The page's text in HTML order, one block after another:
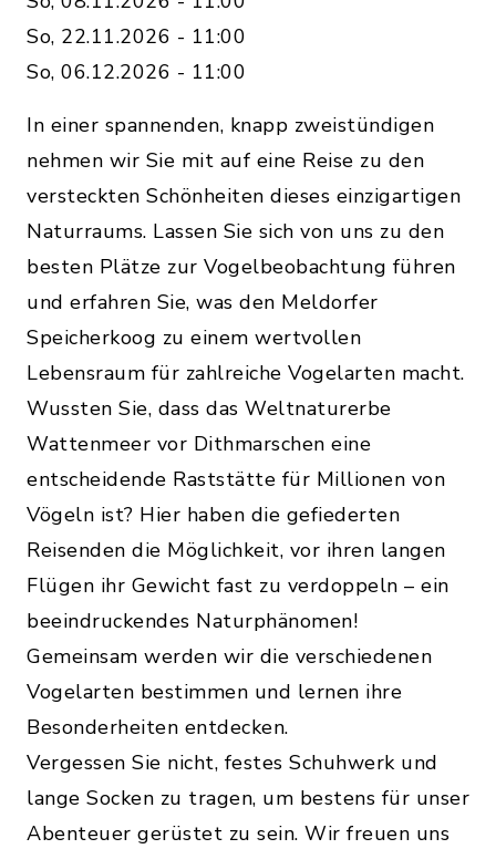
So, 22.11.2026 - 11:00
So, 06.12.2026 - 11:00
In einer spannenden, knapp zweistündigen
nehmen wir Sie mit auf eine Reise zu den
versteckten Schönheiten dieses einzigartigen
Naturraums. Lassen Sie sich von uns zu den
besten Plätze zur Vogelbeobachtung führen
und erfahren Sie, was den Meldorfer
Speicherkoog zu einem wertvollen
Lebensraum für zahlreiche Vogelarten macht.
Wussten Sie, dass das Weltnaturerbe
Wattenmeer vor Dithmarschen eine
entscheidende Raststätte für Millionen von
Vögeln ist? Hier haben die gefiederten
Reisenden die Möglichkeit, vor ihren langen
Flügen ihr Gewicht fast zu verdoppeln – ein
beeindruckendes Naturphänomen!
Gemeinsam werden wir die verschiedenen
Vogelarten bestimmen und lernen ihre
Besonderheiten entdecken.
Vergessen Sie nicht, festes Schuhwerk und
lange Socken zu tragen, um bestens für unser
Abenteuer gerüstet zu sein. Wir freuen uns